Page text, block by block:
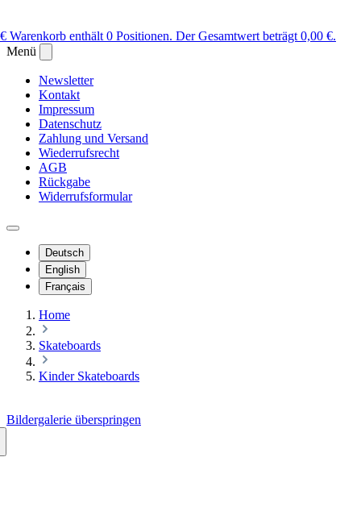
Warenkorb enthält 0 Positionen. Der Gesamtwert beträgt 0,00 €.
Menü
Newsletter
Kontakt
Impressum
Datenschutz
Zahlung und Versand
Wiederrufsrecht
AGB
Rückgabe
Widerrufsformular
Deutsch
English
Français
Home
Skateboards
Kinder Skateboards
Bildergalerie überspringen